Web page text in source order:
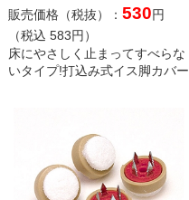
販売価格（税抜）： 530円
（税込 583円）
床にやさしく止まってすべらな
いタイプ!打込み式イス脚カバー